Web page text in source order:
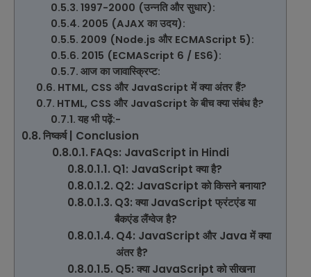
1997-2000 (उन्नति और सुधार):
2005 (AJAX का उदय):
2009 (Node.js और ECMAScript 5):
2015 (ECMAScript 6 / ES6):
आज का जावास्क्रिप्ट:
HTML, CSS और JavaScript में क्या अंतर हैं?
HTML, CSS और JavaScript के बीच क्या संबंध है?
यह भी पढ़ें:-
निष्कर्ष | Conclusion
FAQs: JavaScript in Hindi
Q1: JavaScript क्या है?
Q2: JavaScript को किसने बनाया?
Q3: क्या JavaScript फ्रंटएंड या
बैकएंड लैंग्वेज है?
Q4: JavaScript और Java में क्या
अंतर है?
Q5: क्या JavaScript को सीखना